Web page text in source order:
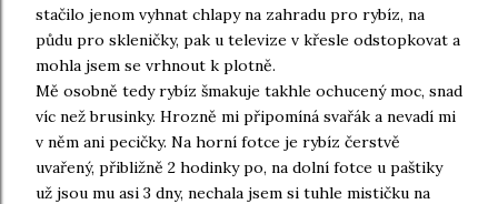
stačilo jenom vyhnat chlapy na zahradu pro rybíz, na
půdu pro skleničky, pak u televize v křesle odstopkovat a
mohla jsem se vrhnout k plotně.
Mě osobně tedy rybíz šmakuje takhle ochucený moc, snad
víc než brusinky. Hrozně mi připomíná svařák a nevadí mi
v něm ani pecičky. Na horní fotce je rybíz čerstvě
uvařený, přibližně 2 hodinky po, na dolní fotce u paštiky
už jsou mu asi 3 dny, nechala jsem si tuhle mističku na